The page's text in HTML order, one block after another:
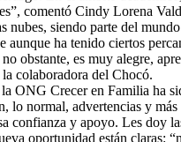
comentó Cindy Lorena
nubes, siendo parte del
ha tenido ciertos
obstante, es muy alegre,
la colaboradora del Chocó.
ONG Crecer en Familia ha
lo normal, advertencias y
confianza y apoyo. Les doy
oportunidad están